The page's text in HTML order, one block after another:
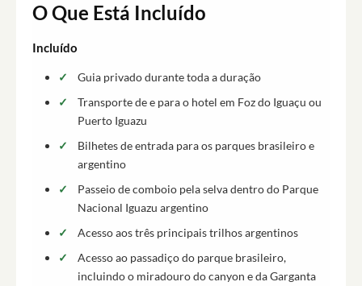
O Que Está Incluído
Incluído
Guia privado durante toda a duração
Transporte de e para o hotel em Foz do Iguaçu ou
Puerto Iguazu
Bilhetes de entrada para os parques brasileiro e
argentino
Passeio de comboio pela selva dentro do Parque
Nacional Iguazu argentino
Acesso aos três principais trilhos argentinos
Acesso ao passadiço do parque brasileiro,
incluindo o miradouro do canyon e da Garganta